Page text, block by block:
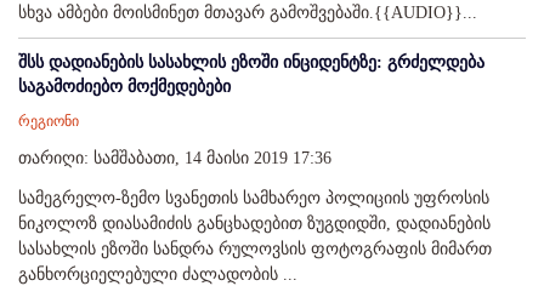
სხვა ამბები მოისმინეთ მთავარ გამოშვებაში.{{AUDIO}}...
შსს დადიანების სასახლის ეზოში ინციდენტზე: გრძელდება
საგამოძიებო მოქმედებები
რეგიონი
თარიღი: სამშაბათი, 14 მაისი 2019 17:36
სამეგრელო-ზემო სვანეთის სამხარეო პოლიციის უფროსის
ნიკოლოზ დიასამიძის განცხადებით ზუგდიდში, დადიანების
სასახლის ეზოში სანდრა რულოვსის ფოტოგრაფის მიმართ
განხორციელებული ძალადობის ...